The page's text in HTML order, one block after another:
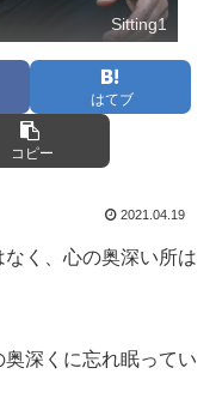
Sitting1
はてブ
コピー
2021.04.19
く、心の奥深い所は
深くに忘れ眠ってい